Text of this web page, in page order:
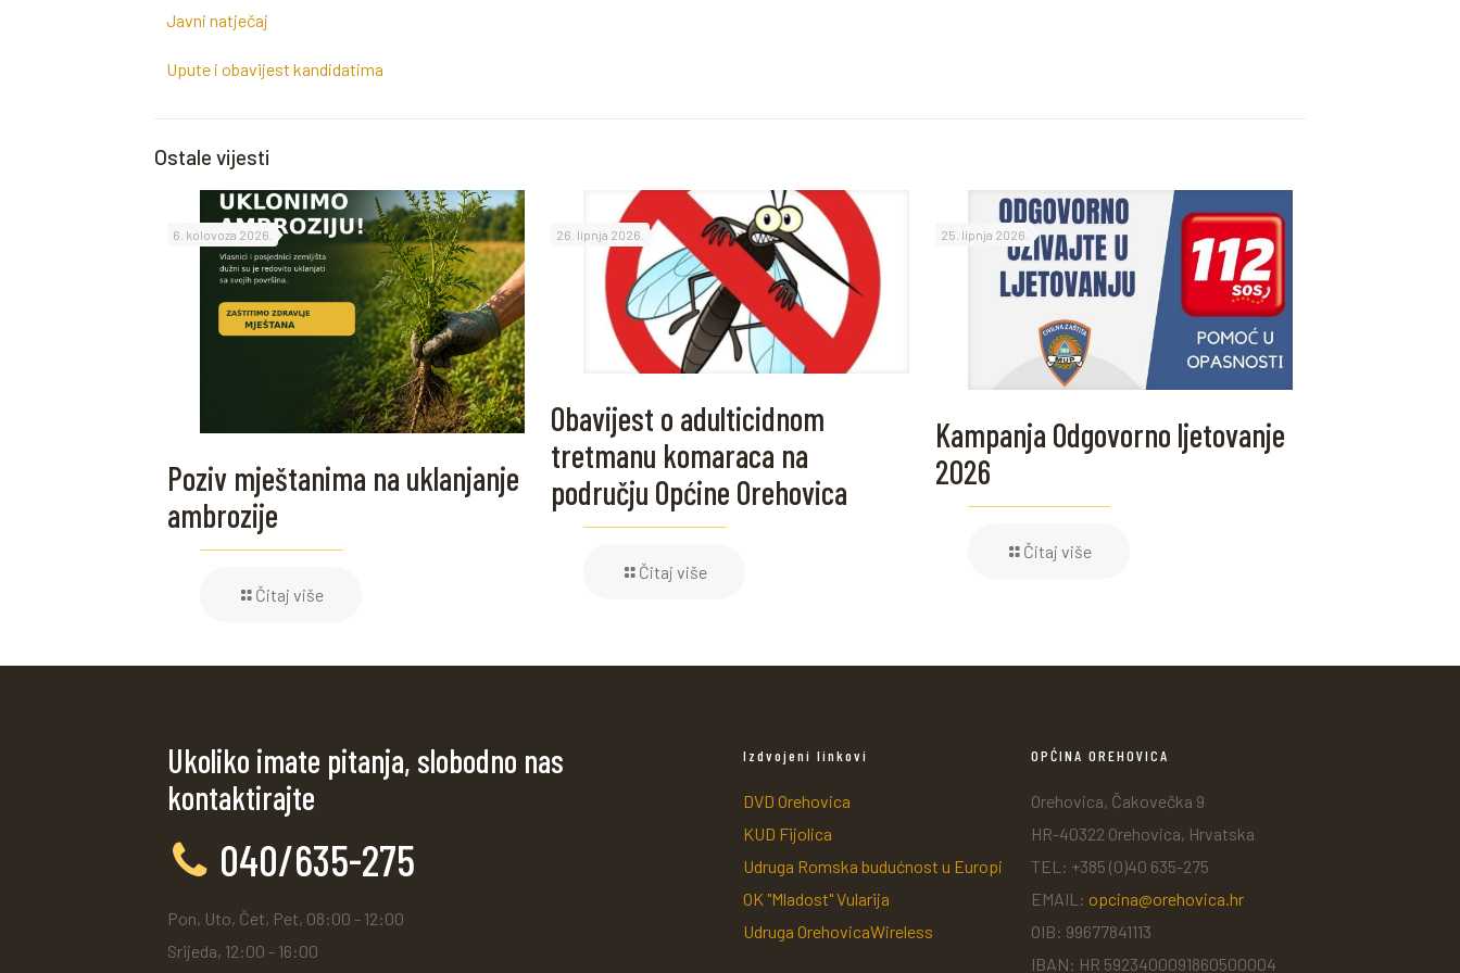
Javni natječaj
Upute i obavijest kandidatima
Ostale vijesti
6. kolovoza 2026.
Poziv mještanima na uklanjanje
ambrozije
Čitaj više
26. lipnja 2026.
Obavijest o adulticidnom
tretmanu komaraca na
području Općine Orehovica
Čitaj više
25. lipnja 2026.
Kampanja Odgovorno ljetovanje
2026
Čitaj više
Ukoliko imate pitanja, slobodno nas
kontaktirajte
040/635-275
Pon, Uto, Čet, Pet, 08:00 - 12:00
Srijeda, 12:00 - 16:00
Izdvojeni linkovi
DVD Orehovica
KUD Fijolica
Udruga Romska budućnost u Europi
OK "Mladost" Vularija
Udruga OrehovicaWireless
OPĆINA OREHOVICA
Orehovica, Čakovečka 9
HR-40322 Orehovica, Hrvatska
TEL: +385 (0)40 635-275
EMAIL: opcina@orehovica.hr
OIB: 99677841113
IBAN: HR 5923400091860500004